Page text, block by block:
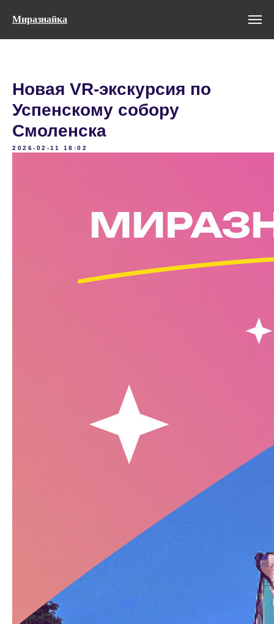
Миразнайка
Новая VR-экскурсия по
Успенскому собору
Смоленска
2026-02-11 18:02